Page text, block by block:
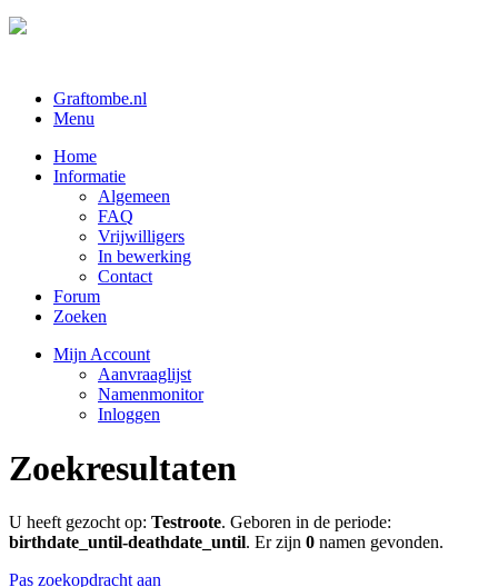
Graftombe.nl
Menu
Home
Informatie
Algemeen
FAQ
Vrijwilligers
In bewerking
Contact
Forum
Zoeken
Mijn Account
Aanvraaglijst
Namenmonitor
Inloggen
Zoekresultaten
U heeft gezocht op: Testroote. Geboren in de periode:
birthdate_until-deathdate_until. Er zijn 0 namen gevonden.
Pas zoekopdracht aan